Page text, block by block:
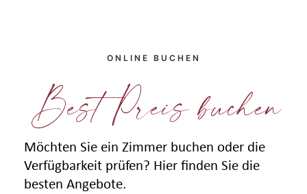
ONLINE BUCHEN
Best Preis buchen
Möchten Sie ein Zimmer buchen oder die
Verfügbarkeit prüfen? Hier finden Sie die
besten Angebote.